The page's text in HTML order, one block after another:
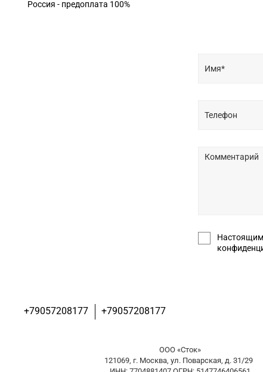
Россия - предоплата 100%
Настоящим
+79057208177 +79057208177
ООО «Сток»
121069, г. Москва, ул. Поварская, д. 31/29